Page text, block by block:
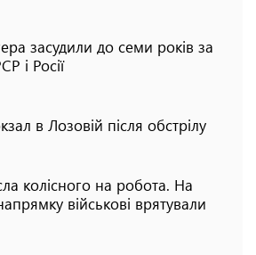
засудили до семи років за
і Росії
в Лозовій після обстрілу
колісного на робота. На
військові врятували